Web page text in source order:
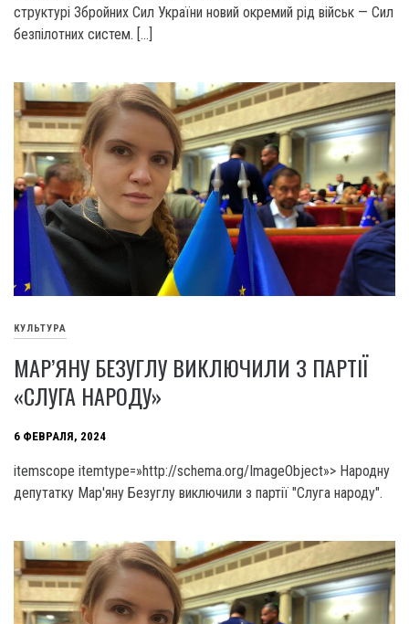
структурі Збройних Сил України новий окремий рід військ — Сил
безпілотних систем. […]
КУЛЬТУРА
МАР’ЯНУ БЕЗУГЛУ ВИКЛЮЧИЛИ З ПАРТІЇ
«СЛУГА НАРОДУ»
6 ФЕВРАЛЯ, 2024
itemscope itemtype=»http://schema.org/ImageObject»> Народну
депутатку Мар'яну Безуглу виключили з партії "Слуга народу".